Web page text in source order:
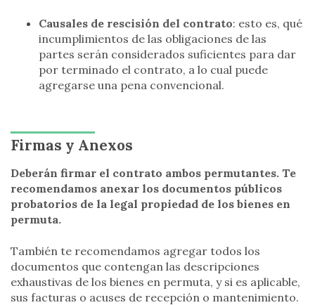
Causales de rescisión del contrato: esto es, qué
incumplimientos de las obligaciones de las
partes serán considerados suficientes para dar
por terminado el contrato, a lo cual puede
agregarse una pena convencional.
Firmas y Anexos
Deberán firmar el contrato ambos permutantes. Te
recomendamos anexar los documentos públicos
probatorios de la legal propiedad de los bienes en
permuta.
También te recomendamos agregar todos los
documentos que contengan las descripciones
exhaustivas de los bienes en permuta, y si es aplicable,
sus facturas o acuses de recepción o mantenimiento.